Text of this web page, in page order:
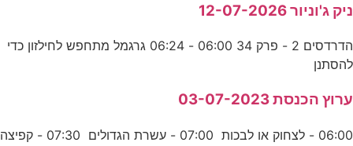
ניק ג'וניור 12-07-2026
הדרדסים 2 - פרק 34 06:00 - 06:24 גרגמל מתחפש לחילזון כדי
להסתנן
ערוץ הכנסת 03-07-2023
06:00 - לצחוק או לבכות 07:00 - עשרת הגדולים 07:30 - קפיצה